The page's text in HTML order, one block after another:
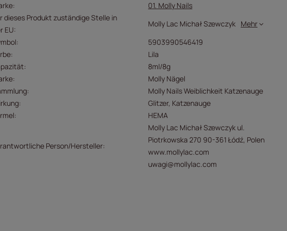
01. Molly Nails
dieses Produkt zuständige Stelle in
EU
Molly Lac Michał Szewczyk Mehr
5903990546419
Lila
8ml/8g
Molly Nägel
Molly Nails Weiblichkeit Katzenauge
Glitzer Katzenauge
HEMA
Person/Hersteller
Molly Lac Michał Szewczyk ul.
Piotrkowska 270 90-361 Łódź, Polen
www.mollylac.com
uwagi@mollylac.com